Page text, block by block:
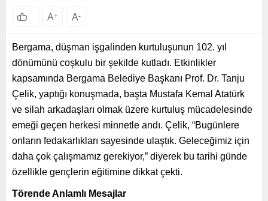
A+ A-
Bergama, düşman işgalinden kurtuluşunun 102. yıl
dönümünü coşkulu bir şekilde kutladı. Etkinlikler
kapsamında Bergama Belediye Başkanı Prof. Dr. Tanju
Çelik, yaptığı konuşmada, başta Mustafa Kemal Atatürk
ve silah arkadaşları olmak üzere kurtuluş mücadelesinde
emeği geçen herkesi minnetle andı. Çelik, “Bugünlere
onların fedakarlıkları sayesinde ulaştık. Geleceğimiz için
daha çok çalışmamız gerekiyor,” diyerek bu tarihi günde
özellikle gençlerin eğitimine dikkat çekti.
Törende Anlamlı Mesajlar